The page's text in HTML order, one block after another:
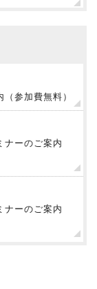
参加費無料）
ナーのご案内
ナーのご案内